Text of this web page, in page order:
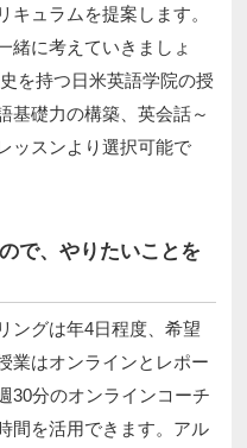
ュラムを提案します。
緒に考えていきましょ
を持つ日米英語学院の授
基礎力の構築、英会話～
ッスンより選択可能で
で、やりたいことを
ングは年4日程度、希望
業はオンラインとレポー
30分のオンラインコーチ
間を活用できます。アル